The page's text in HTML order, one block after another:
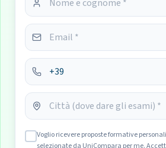
Voglio ricevere proposte formative
selezionate da UniCompara per me.